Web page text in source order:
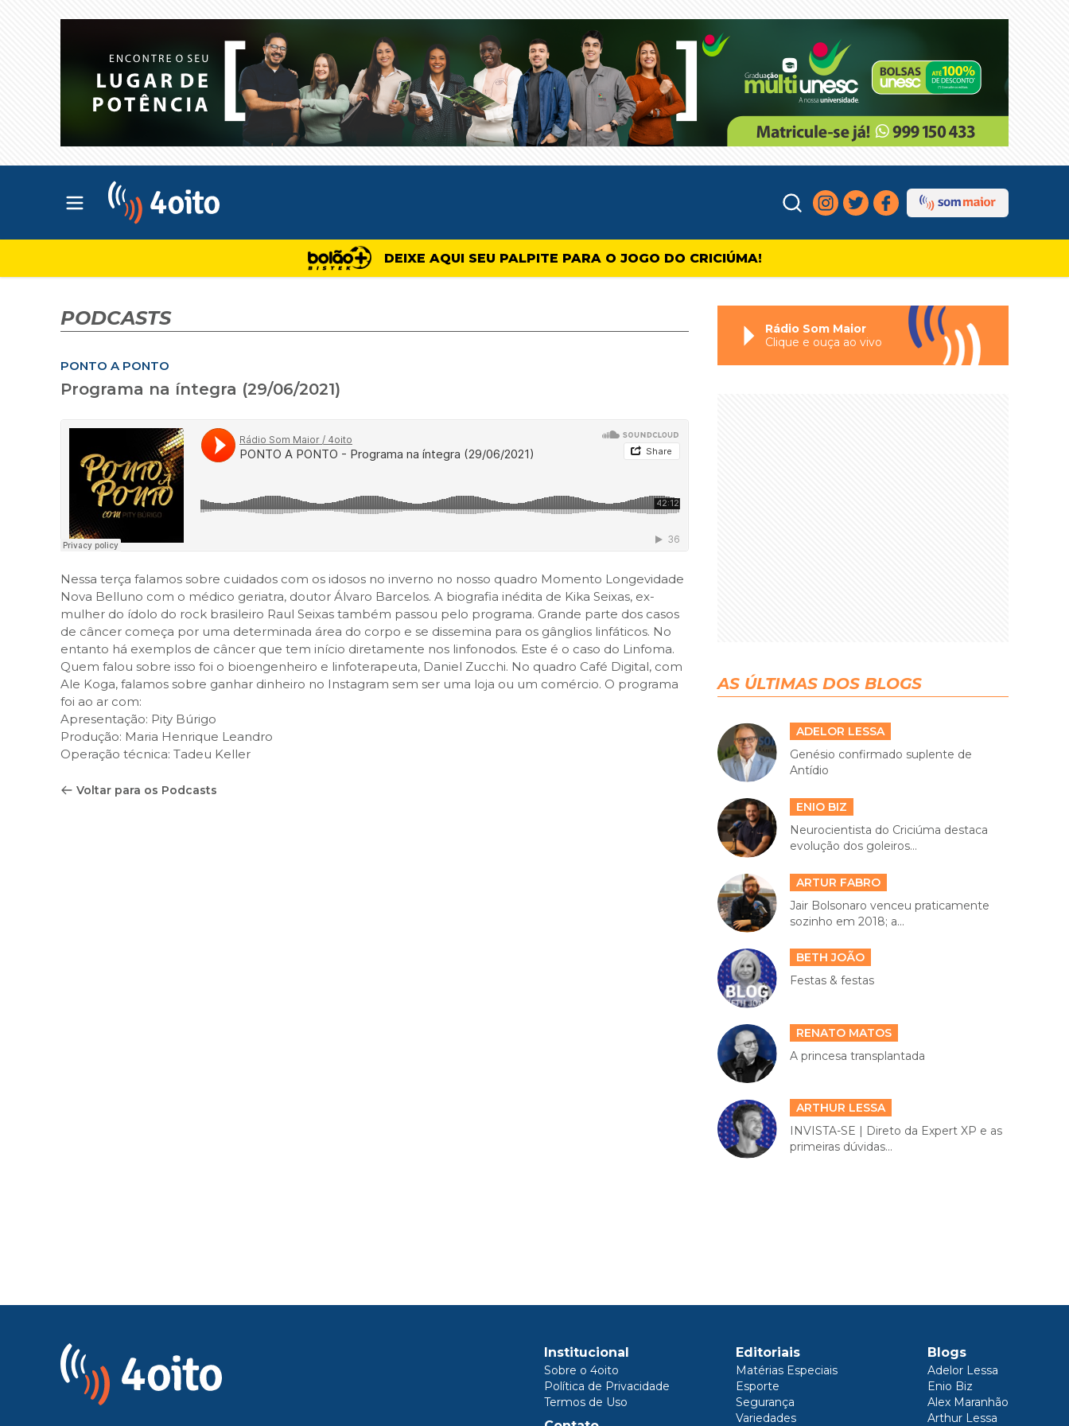
Abrir menu principal
DEIXE AQUI SEU PALPITE PARA O JOGO DO CRICIÚMA!
PODCASTS
PONTO A PONTO
Programa na íntegra (29/06/2021)
Nessa terça falamos sobre cuidados com os idosos no inverno no nosso quadro Momento Longevidade
Nova Belluno com o médico geriatra, doutor Álvaro Barcelos. A biografia inédita de Kika Seixas, ex-
mulher do ídolo do rock brasileiro Raul Seixas também passou pelo programa. Grande parte dos casos
de câncer começa por uma determinada área do corpo e se dissemina para os gânglios linfáticos. No
entanto há exemplos de câncer que tem início diretamente nos linfonodos. Este é o caso do Linfoma.
Quem falou sobre isso foi o bioengenheiro e linfoterapeuta, Daniel Zucchi. No quadro Café Digital, com
Ale Koga, falamos sobre ganhar dinheiro no Instagram sem ser uma loja ou um comércio. O programa
foi ao ar com:
Apresentação: Pity Búrigo
Produção: Maria Henrique Leandro
Operação técnica: Tadeu Keller
Voltar para os Podcasts
Rádio Som Maior
Clique e ouça ao vivo
AS ÚLTIMAS DOS BLOGS
ADELOR LESSA
Genésio confirmado suplente de
Antídio
ENIO BIZ
Neurocientista do Criciúma destaca
evolução dos goleiros...
ARTUR FABRO
Jair Bolsonaro venceu praticamente
sozinho em 2018; a...
BETH JOÃO
Festas & festas
RENATO MATOS
A princesa transplantada
ARTHUR LESSA
INVISTA-SE | Direto da Expert XP e as
primeiras dúvidas...
Institucional
Sobre o 4oito
Política de Privacidade
Termos de Uso
Editoriais
Matérias Especiais
Esporte
Segurança
Variedades
Blogs
Adelor Lessa
Enio Biz
Alex Maranhão
Arthur Lessa